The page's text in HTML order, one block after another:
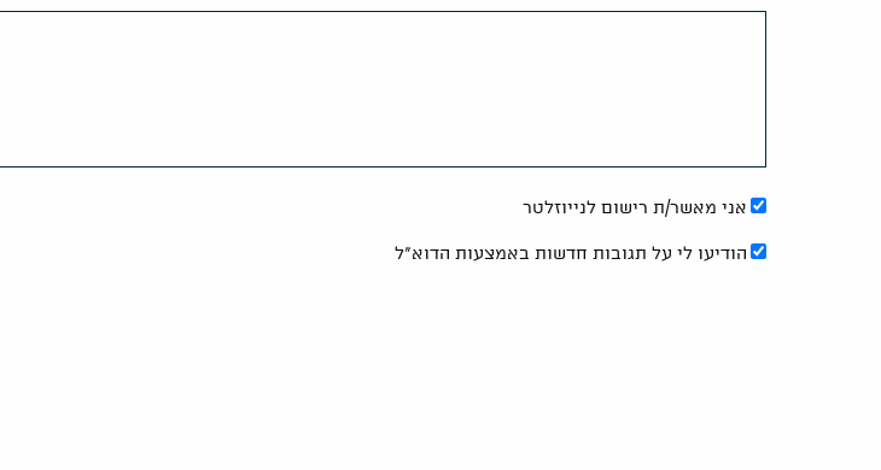
אני מאשר/ת רישום לנייוזלטר
הודיעו לי על תגובות חדשות באמצעות הדוא"ל